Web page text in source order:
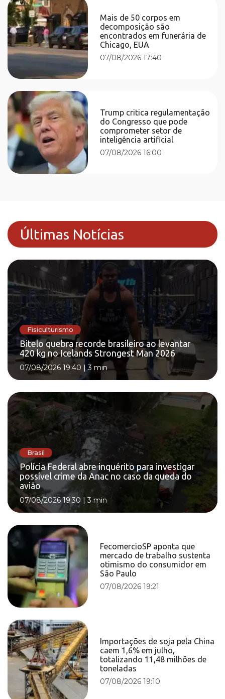
Mais de 50 corpos em
decomposição são
encontrados em funerária de
Chicago, EUA
07/08/2026 17:40
Trump critica regulamentação
do Congresso que pode
comprometer setor de
inteligência artificial
07/08/2026 16:00
Últimas Notícias
Fisiculturismo
Bitelo quebra recorde brasileiro ao levantar
420 kg no Icelands Strongest Man 2026
07/08/2026 19:40 |3 min
Brasil
Polícia Federal abre inquérito para investigar
possível crime da Anac no caso da queda do
avião
07/08/2026 19:30 |3 min
FecomercioSP aponta que
mercado de trabalho sustenta
otimismo do consumidor em
São Paulo
07/08/2026 19:21
Importações de soja pela China
caem 1,6% em julho,
totalizando 11,48 milhões de
toneladas
07/08/2026 19:10